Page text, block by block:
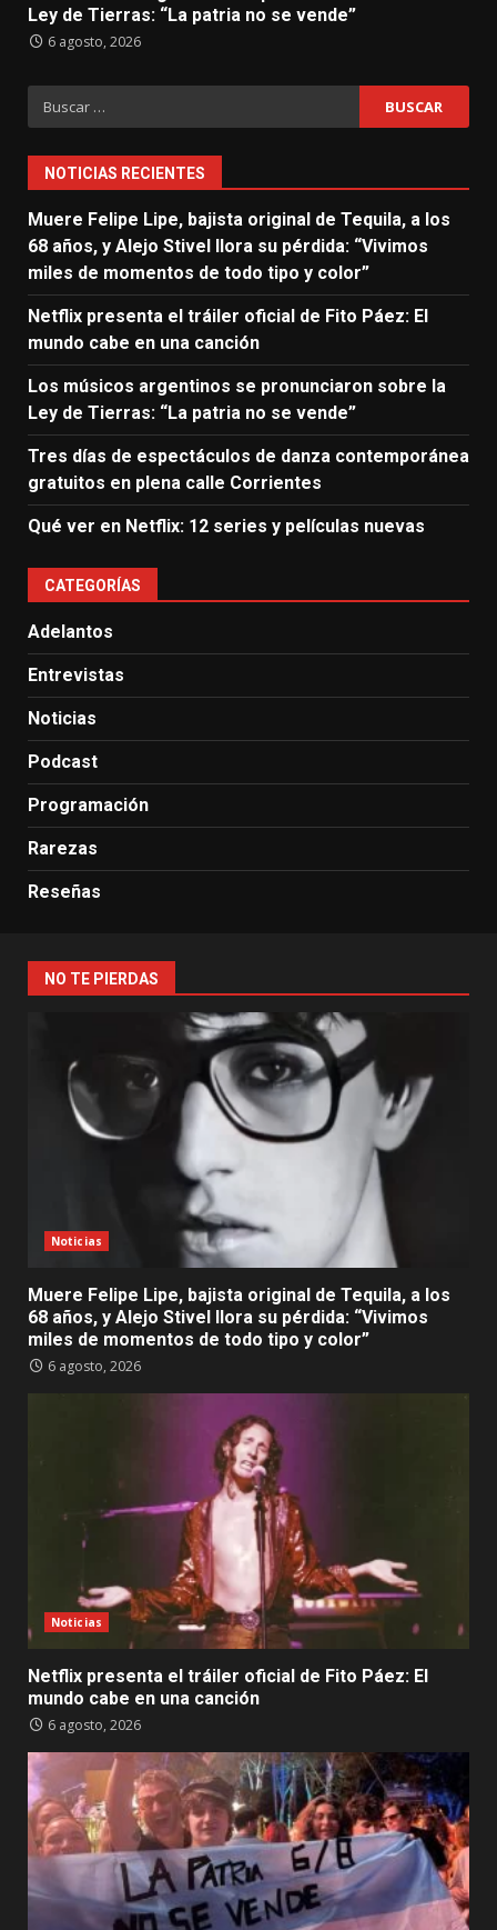
Ley de Tierras: “La patria no se vende”
6 agosto, 2026
Buscar:
NOTICIAS RECIENTES
Muere Felipe Lipe, bajista original de Tequila, a los
68 años, y Alejo Stivel llora su pérdida: “Vivimos
miles de momentos de todo tipo y color”
Netflix presenta el tráiler oficial de Fito Páez: El
mundo cabe en una canción
Los músicos argentinos se pronunciaron sobre la
Ley de Tierras: “La patria no se vende”
Tres días de espectáculos de danza contemporánea
gratuitos en plena calle Corrientes
Qué ver en Netflix: 12 series y películas nuevas
CATEGORÍAS
Adelantos
Entrevistas
Noticias
Podcast
Programación
Rarezas
Reseñas
NO TE PIERDAS
Noticias
Muere Felipe Lipe, bajista original de Tequila, a los
68 años, y Alejo Stivel llora su pérdida: “Vivimos
miles de momentos de todo tipo y color”
6 agosto, 2026
Noticias
Netflix presenta el tráiler oficial de Fito Páez: El
mundo cabe en una canción
6 agosto, 2026